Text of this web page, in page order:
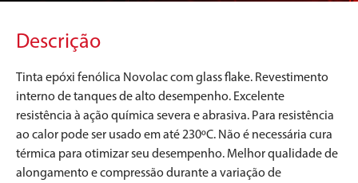
Descrição
Tinta epóxi fenólica Novolac com glass flake. Revestimento
interno de tanques de alto desempenho. Excelente
resistência à ação química severa e abrasiva. Para resistência
ao calor pode ser usado em até 230ºC. Não é necessária cura
térmica para otimizar seu desempenho. Melhor qualidade de
alongamento e compressão durante a variação de